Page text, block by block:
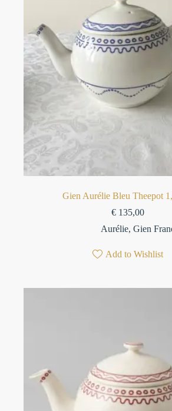
Gien Aurélie Bleu Theepot
€ 135,00
Aurélie, Gien
Add to Wishlist